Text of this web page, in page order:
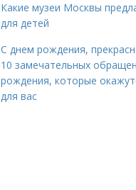
Какие музеи Москвы
для детей
С днем рождения,
10 замечательных
рождения, которые
для вас